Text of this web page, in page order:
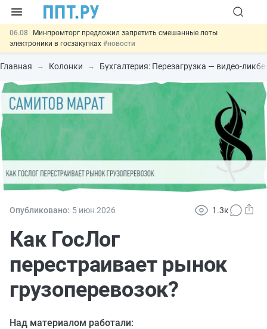
06.08
Минпромторг предложил запретить смешанные лоты
электроники в госзакупках #новости
06.08 Подписан указ об отмене спецрежима для вкладов физлиц из
недружественных стран #новости
сделках: инициатива
#новости
06.08
Важно
Обеспечительный платёж СПОТ могут заменить
банковской гарантией #новости
7 августа: важные документы, вступающие в силу сегодня
Главная Колонки Бухгалтерия: Перезагрузка — видео-
Опубликовано: 5 июн 2026 1.3к
Как ГосЛог
перестраивает рынок
грузоперевозок?
Над материалом работали: